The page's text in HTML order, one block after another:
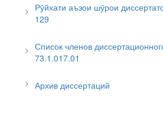
Рӯйхати аъзои шӯрои
129
Список членов
73.1.017.01
Архив диссертаций